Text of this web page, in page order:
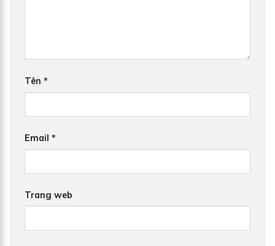
Tên *
Email *
Trang web